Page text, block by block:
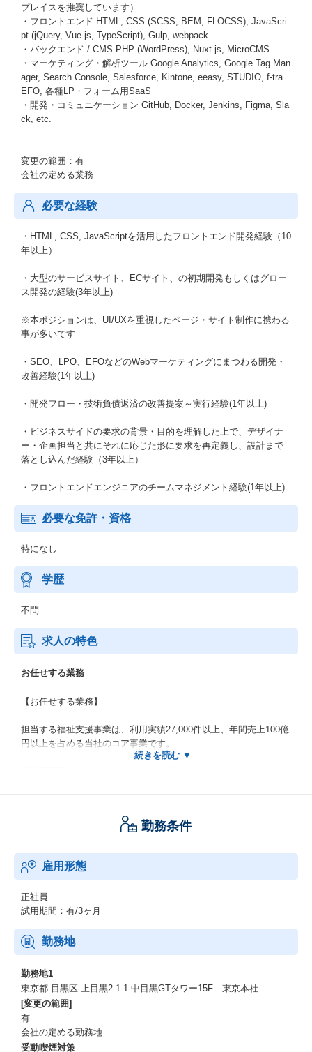
プレイスを推奨しています）
・フロントエンド HTML, CSS (SCSS, BEM, FLOCSS), JavaScri
pt (jQuery, Vue.js, TypeScript), Gulp, webpack
・バックエンド / CMS PHP (WordPress), Nuxt.js, MicroCMS
・マーケティング・解析ツール Google Analytics, Google Tag Man
ager, Search Console, Salesforce, Kintone, eeasy, STUDIO, f-tra
EFO, 各種LP・フォーム用SaaS
・開発・コミュニケーション GitHub, Docker, Jenkins, Figma, Sla
ck, etc.
変更の範囲：有
会社の定める業務
必要な経験
・HTML, CSS, JavaScriptを活用したフロントエンド開発経験（10
年以上）
・大型のサービスサイト、ECサイト、の初期開発もしくはグロー
ス開発の経験(3年以上)
※本ポジションは、UI/UXを重視したページ・サイト制作に携わる
事が多いです
・SEO、LPO、EFOなどのWebマーケティングにまつわる開発・
改善経験(1年以上)
・開発フロー・技術負債返済の改善提案～実行経験(1年以上)
・ビジネスサイドの要求の背景・目的を理解した上で、デザイナ
ー・企画担当と共にそれに応じた形に要求を再定義し、設計まで
落とし込んだ経験（3年以上）
・フロントエンドエンジニアのチームマネジメント経験(1年以上)
必要な免許・資格
特になし
学歴
不問
求人の特色
お任せする業務
【お任せする業務】
担当する福祉支援事業は、利用実績27,000件以上、年間売上100億
円以上を占める当社のコア事業です。
単にコードを書くだけではなく、
マーケターやデザイナー、データエンジニア等と協力し、
前段にある顧客課題から目的に対して最適なサイトの在り方を定
義するところから関わっていただきます。
き、
将来的にはその専門性を起点として、
サービス設計やマーケティング領域においてもリーダーシップを
発揮いただくキャリアアップを期待しています。
働き方について
【方針】
勤務条件
雇用形態
正社員
試用期間：有/3ヶ月
勤務地
勤務地1
東京都 目黒区 上目黒2-1-1 中目黒GTタワー15F 東京本社
[変更の範囲]
有
会社の定める勤務地
受動喫煙対策